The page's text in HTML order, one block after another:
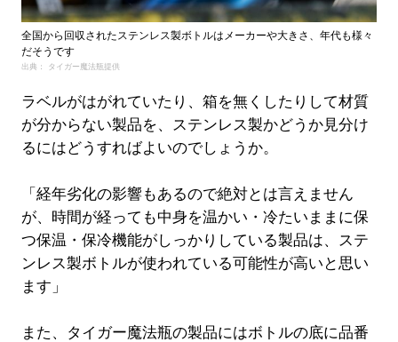
全国から回収されたステンレス製ボトルはメーカーや大きさ、年代も様々
だそうです
出典： タイガー魔法瓶提供
ラベルがはがれていたり、箱を無くしたりして材質
が分からない製品を、ステンレス製かどうか見分け
るにはどうすればよいのでしょうか。
「経年劣化の影響もあるので絶対とは言えません
が、時間が経っても中身を温かい・冷たいままに保
つ保温・保冷機能がしっかりしている製品は、ステ
ンレス製ボトルが使われている可能性が高いと思い
ます」
また、タイガー魔法瓶の製品にはボトルの底に品番